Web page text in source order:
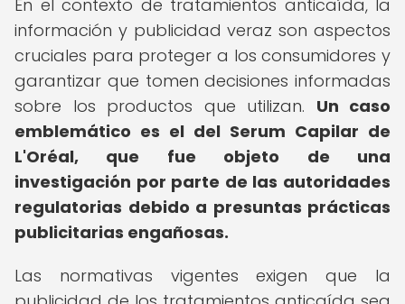
En el contexto de tratamientos anticaída, la
información y publicidad veraz son aspectos
cruciales para proteger a los consumidores y
garantizar que tomen decisiones informadas
sobre los productos que utilizan. Un caso
emblemático es el del Serum Capilar de
L'Oréal, que fue objeto de una
investigación por parte de las autoridades
regulatorias debido a presuntas prácticas
publicitarias engañosas.
Las normativas vigentes exigen que la